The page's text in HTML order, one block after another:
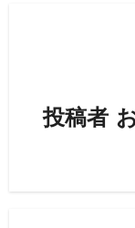
シ
ョ
投稿者